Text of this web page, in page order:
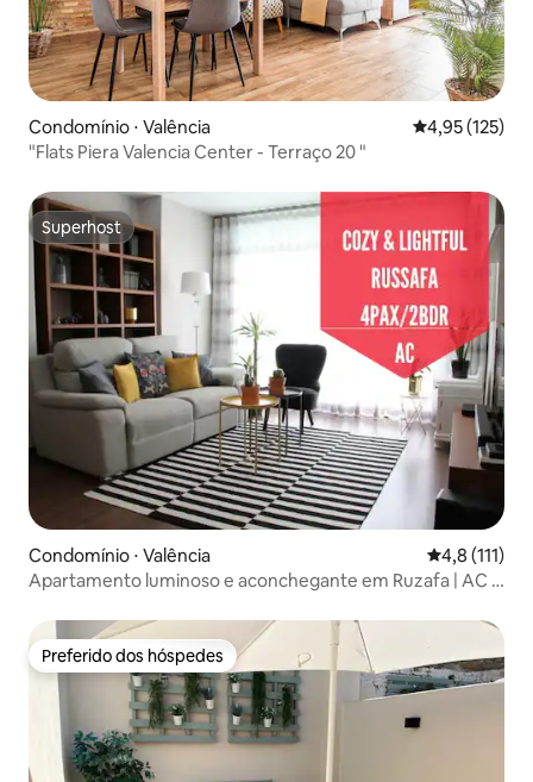
Condomínio ⋅ Valência 4,95 de uma
4,95 (125)
"Flats Piera Valencia Center - Terraço 20 "
Superhost
Superhost
Condomínio ⋅ Valência 4,8 de uma
4,8 (111)
Apartamento luminoso e aconchegante em Ruzafa | AC &
Preferido dos hóspedes
Preferido dos hóspedes